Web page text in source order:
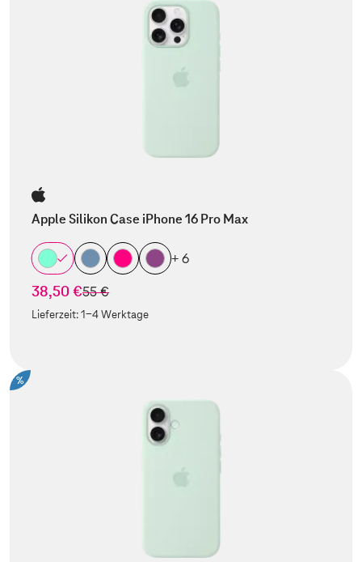
Apple Silikon Case iPhone 16 Pro Max
+ 6
38,50 €statt
55 €
Lieferzeit:1-4 Werktage
%